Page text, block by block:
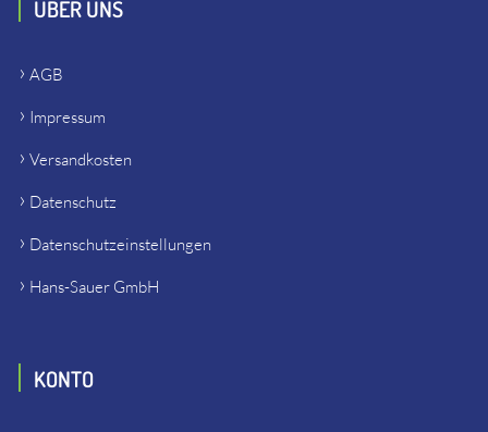
ÜBER UNS
AGB
Impressum
Versandkosten
Datenschutz
Datenschutzeinstellungen
Hans-Sauer GmbH
KONTO